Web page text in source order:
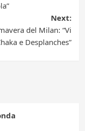
Next:
del Milan: “Vi
e Desplanches”